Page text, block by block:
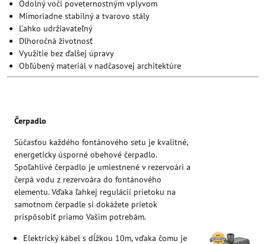
Odolný voči poveternostným vplyvom
Mimoriadne stabilný a tvarovo stály
Ľahko udržiavateľný
Dlhoročná životnosť
Využitie bez ďalšej úpravy
Obľúbený materiál v nadčasovej architektúre
Čerpadlo
Súčasťou každého fontánového setu je kvalitné,
energeticky úsporné obehové čerpadlo.
Spoľahlivé čerpadlo je umiestnené v rezervoári a
čerpá vodu z rezervoára do fontánového
elementu. Vďaka ľahkej regulácii prietoku na
samotnom čerpadle si dokážete prietok
prispôsobiť priamo Vašim potrebám.
Elektrický kábel s dĺžkou 10m, vďaka čomu je